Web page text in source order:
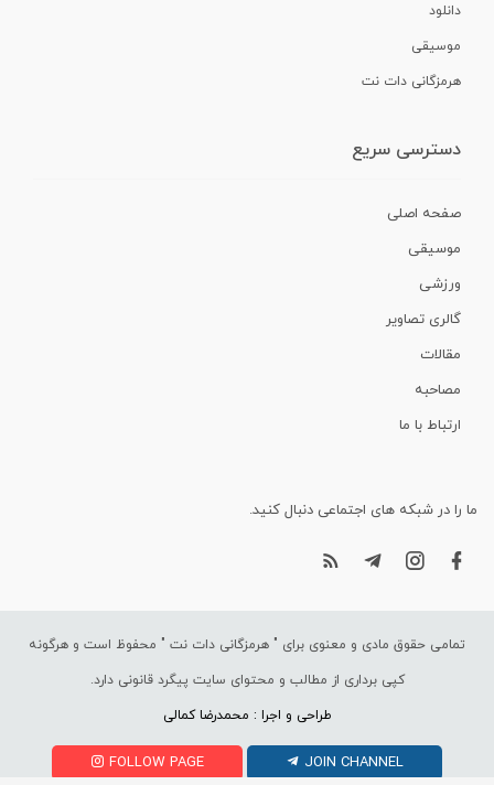
دانلود
موسیقی
هرمزگانی دات نت
دسترسی سریع
صفحه اصلی
موسیقی
ورزشی
گالری تصاویر
مقالات
مصاحبه
ارتباط با ما
ما را در شبکه های اجتماعی دنبال کنید.
تمامی حقوق مادی و معنوی برای " هرمزگانی دات نت " محفوظ است و هرگونه
کپی برداری از مطالب و محتوای سایت پیگرد قانونی دارد.
طراحی و اجرا : محمدرضا کمالی
FOLLOW PAGE JOIN CHANNEL